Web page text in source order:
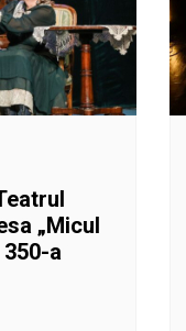
„Micul
a